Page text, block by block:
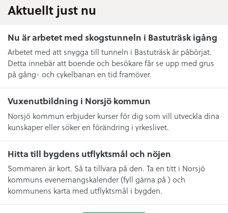
Aktuellt just nu
Nu är arbetet med skogstunneln i Bastuträsk igång
Arbetet med att snygga till tunneln i Bastuträsk är påbörjat.
Detta innebär att boende och besökare får se upp med grus
på gång- och cykelbanan en tid framöver.
Vuxenutbildning i Norsjö kommun
Norsjö kommun erbjuder kurser för dig som vill utveckla dina
kunskaper eller söker en förändring i yrkeslivet.
Hitta till bygdens utflyktsmål och nöjen
Sommaren är kort. Så ta tillvara på den. Ta en titt i Norsjö
kommuns evenemangskalender (fyll gärna på ) och
kommunens karta med utflyktsmål i bygden.